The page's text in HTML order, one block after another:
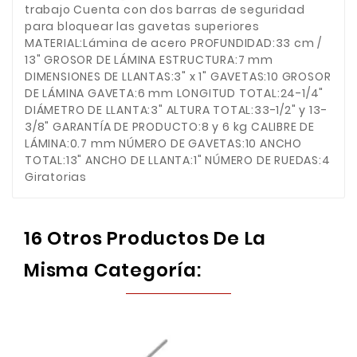
trabajo Cuenta con dos barras de seguridad
para bloquear las gavetas superiores
MATERIAL:Lámina de acero PROFUNDIDAD:33 cm /
13" GROSOR DE LÁMINA ESTRUCTURA:7 mm
DIMENSIONES DE LLANTAS:3" x 1" GAVETAS:10 GROSOR
DE LÁMINA GAVETA:6 mm LONGITUD TOTAL:24-1/4"
DIÁMETRO DE LLANTA:3" ALTURA TOTAL:33-1/2" y 13-
3/8" GARANTÍA DE PRODUCTO:8 y 6 kg CALIBRE DE
LÁMINA:0.7 mm NÚMERO DE GAVETAS:10 ANCHO
TOTAL:13" ANCHO DE LLANTA:1" NÚMERO DE RUEDAS:4
Giratorias
16 Otros Productos De La
Misma Categoría: